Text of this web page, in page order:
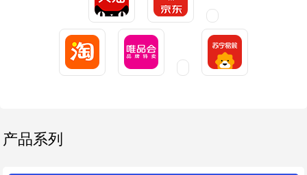
产品系列